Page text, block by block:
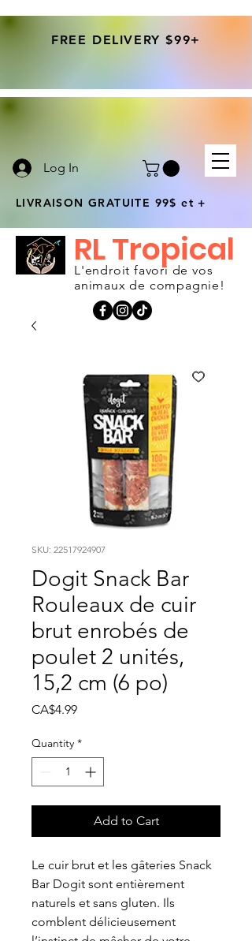
Log In
LIVRAISON GRATUITE 99$ et +
L'endroit favori de vos
animaux de compagnie!
RL Tropical
FREE DELIVERY $99+
SKU: 22517924907
Dogit Snack Bar
Rouleaux de cuir
brut enrobés de
poulet 2 unités,
15,2 cm (6 po)
CA$4.99Price
Quantity *
Add to Cart
Le cuir brut et les gâteries Snack
Bar Dogit sont entièrement
naturels et sans gluten. Ils
comblent délicieusement